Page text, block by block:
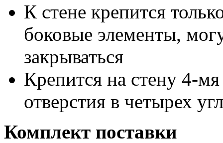
К стене крепится
боковые элементы,
закрываться
Крепится на стену 4-
отверстия в четырех
Комплект поставки